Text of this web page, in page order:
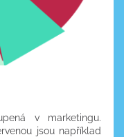
v marketingu.
jsou například